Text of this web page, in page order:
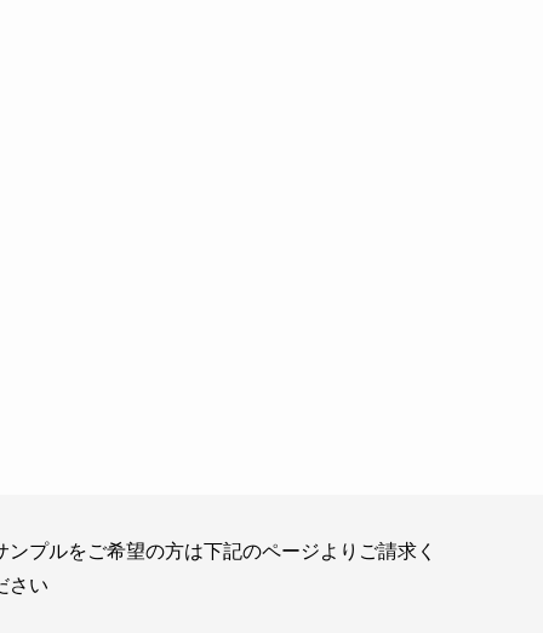
ンプルをご希望の方は下記のページよりご請求く
さい